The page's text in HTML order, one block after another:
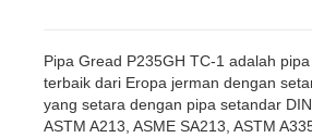
Pipa Gread P235GH TC-1 adalah
terbaik dari Eropa jerman dengan
yang setara dengan pipa setandar
ASTM A213, ASME SA213, ASTM